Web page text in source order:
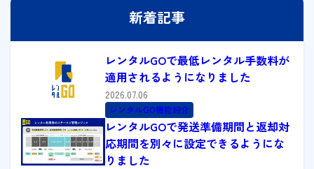
新着記事
レンタルGOで最低レンタル手数料が
適用されるようになりました
2026.07.06
レンタルGO機能紹介
レンタルGOで発送準備期間と返却対
応期間を別々に設定できるようにな
りました